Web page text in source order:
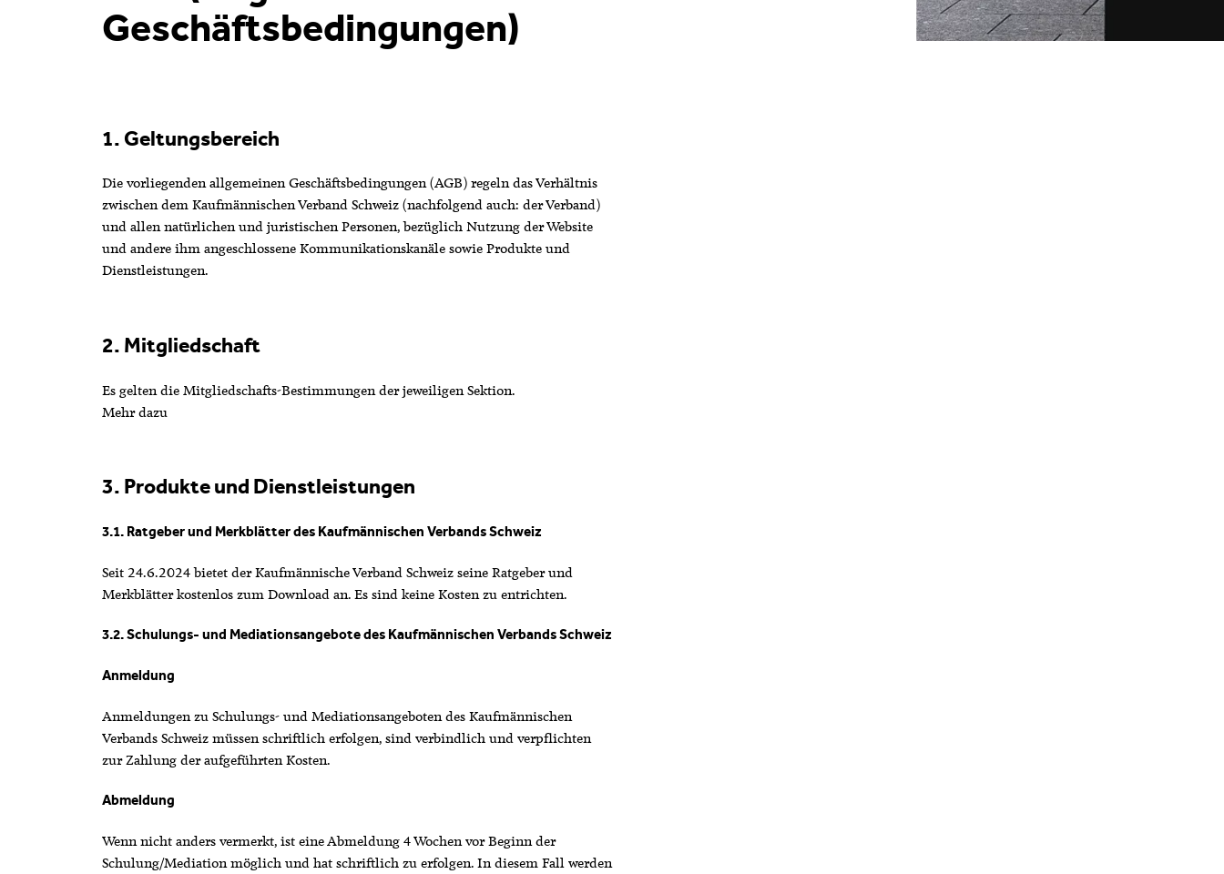
Geschäftsbedingungen)
1. Geltungsbereich
Die vorliegenden allgemeinen Geschäftsbedingungen (AGB) regeln das Verhältnis
zwischen dem Kaufmännischen Verband Schweiz (nachfolgend auch: der Verband)
und allen natürlichen und juristischen Personen, bezüglich Nutzung der Website
und andere ihm angeschlossene Kommunikationskanäle sowie Produkte und
Dienstleistungen.
2. Mitgliedschaft
Es gelten die Mitgliedschafts-Bestimmungen der jeweiligen Sektion.
Mehr dazu
3. Produkte und Dienstleistungen
3.1. Ratgeber und Merkblätter des Kaufmännischen Verbands Schweiz
Seit 24.6.2024 bietet der Kaufmännische Verband Schweiz seine Ratgeber und
Merkblätter kostenlos zum Download an. Es sind keine Kosten zu entrichten.
3.2. Schulungs- und Mediationsangebote des Kaufmännischen Verbands Schweiz
Anmeldung
Anmeldungen zu Schulungs- und Mediationsangeboten des Kaufmännischen
Verbands Schweiz müssen schriftlich erfolgen, sind verbindlich und verpflichten
zur Zahlung der aufgeführten Kosten.
Abmeldung
Wenn nicht anders vermerkt, ist eine Abmeldung 4 Wochen vor Beginn der
Schulung/Mediation möglich und hat schriftlich zu erfolgen. In diesem Fall werden